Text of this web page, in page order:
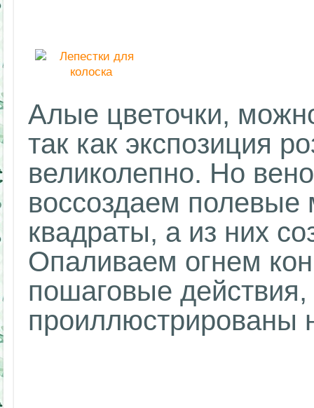
Алые цветочки,
так как экспозиция
великолепно. Но
воссоздаем полевые
квадраты, а из них
Опаливаем огнем
пошаговые
проиллюстрированы